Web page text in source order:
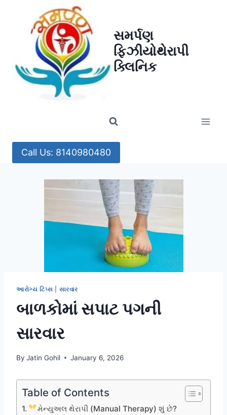
સમર્પણ
ફિઝીયોથેરાપી
ક્લિનિક
Call Us: 8140980480
આરોગ્ય ટિપ્સ સારવાર
બાળકોમાં સપાટ પગની
સારવાર
By Jatin Gohil January 6, 2026
Table of Contents
મેન્યુઅલ થેરાપી (Manual Therapy) શું છે?